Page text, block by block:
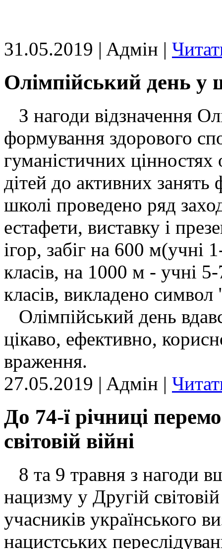
31.05.2019 | Aдмін |
Олімпійський день у
З нагоди відзначення
формування здорового
гуманістичних цінностях
дітей до активних
школі проведено ряд
естафети, виставку і
ігор, забіг на 600 м(учні
класів, на 1000 м - учні
класів, викладено символ
Олімпійський день
цікаво, ефективно,
враження.
27.05.2019 | Aдмін |
До 74-ї річниці
світовій війні
8 та 9 травня з нагоди
нацизму у Другій
учасників українського
нацистських